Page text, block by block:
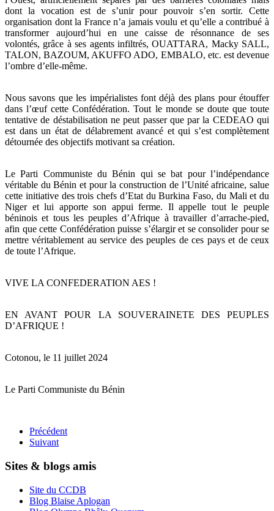
dont la vocation est de s’unir pour pouvoir s’en sortir. Cette
organisation dont la France n’a jamais voulu et qu’elle a contribué à
transformer aujourd’hui en une caisse de résonnance de ses
volontés, grâce à ses agents infiltrés, OUATTARA, Macky SALL,
TALON, BAZOUM, AKUFFO ADO, EMBALO, etc. est devenue
l’ombre d’elle-même.
Nous savons que les impérialistes font déjà des plans pour étouffer
dans l’œuf cette Confédération. Tout le monde se doute que toute
tentative de déstabilisation ne peut passer que par la CEDEAO qui
est dans un état de délabrement avancé et qui s’est complètement
détournée des objectifs motivant sa création.
Le Parti Communiste du Bénin qui se bat pour l’indépendance
véritable du Bénin et pour la construction de l’Unité africaine, salue
cette initiative des trois chefs d’Etat du Burkina Faso, du Mali et du
Niger et lui apporte son appui ferme. Il appelle tout le peuple
béninois et tous les peuples d’Afrique à travailler d’arrache-pied,
afin que cette Confédération puisse s’élargir et se consolider pour se
mettre véritablement au service des peuples de ces pays et de ceux
de toute l’Afrique.
VIVE LA CONFEDERATION AES !
EN AVANT POUR LA SOUVERAINETE DES PEUPLES
D’AFRIQUE !
Cotonou, le 11 juillet 2024
Le Parti Communiste du Bénin
Précédent
Suivant
Sites & blogs amis
Site du CCDB
Blog Blaise Aplogan